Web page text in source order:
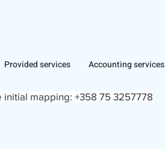
Provided services Accounting services
initial mapping: +358 75 3257778